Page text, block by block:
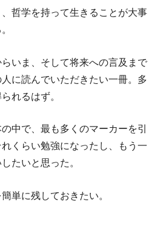
哲学を持って生きることが大事
いま、そして将来への言及まで
に読んでいただきたい一冊。多
れるはず。
中で、最も多くのマーカーを引
くらい勉強になったし、もう一
たいと思った。
単に残しておきたい。